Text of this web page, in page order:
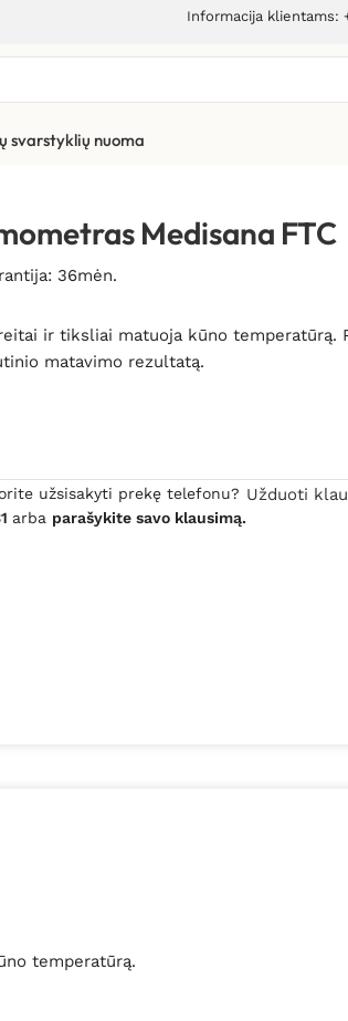
Informacija klientams:
svarstyklių nuoma
FTC
Medisana FTC
36mėn.
ir tiksliai matuoja kūno temperatūrą.
matavimo rezultatą.
užsisakyti prekę telefonu?
arba parašykite savo klausimą.
Užduoti
temperatūrą.